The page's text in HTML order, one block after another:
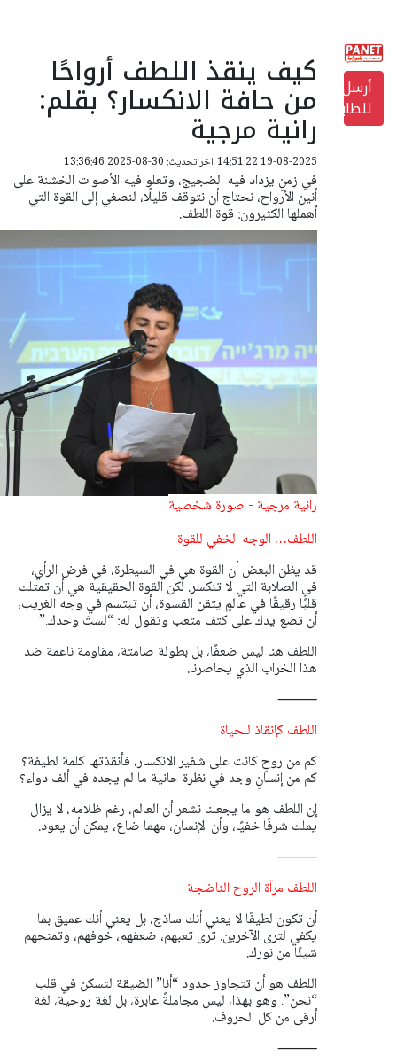
أرسل
للطابعة
كيف ينقذ اللطف أرواحًا
من حافة الانكسار؟ بقلم:
رانية مرجية
19-08-2025 14:51:22 اخر تحديث: 30-08-2025 13:36:46
في زمنٍ يزداد فيه الضجيج، وتعلو فيه الأصوات الخشنة على
أنين الأرواح، نحتاج أن نتوقف قليلًا، لنصغي إلى القوة التي
أهملها الكثيرون: قوة اللطف.
رانية مرجية - صورة شخصية
اللطف… الوجه الخفي للقوة
قد يظن البعض أن القوة هي في السيطرة، في فرض الرأي،
في الصلابة التي لا تنكسر. لكن القوة الحقيقية هي أن تمتلك
قلبًا رقيقًا في عالمٍ يتقن القسوة، أن تبتسم في وجه الغريب،
أن تضع يدك على كتف متعب وتقول له: “لستَ وحدك.”
اللطف هنا ليس ضعفًا، بل بطولة صامتة، مقاومة ناعمة ضد
هذا الخراب الذي يحاصرنا.
⸻
اللطف كإنقاذ للحياة
كم من روحٍ كانت على شفير الانكسار، فأنقذتها كلمة لطيفة؟
كم من إنسانٍ وجد في نظرة حانية ما لم يجده في ألف دواء؟
إن اللطف هو ما يجعلنا نشعر أن العالم، رغم ظلامه، لا يزال
يملك شرفًا خفيًا، وأن الإنسان، مهما ضاع، يمكن أن يعود.
⸻
اللطف مرآة الروح الناضجة
أن تكون لطيفًا لا يعني أنك ساذج، بل يعني أنك عميق بما
يكفي لترى الآخرين. ترى تعبهم، ضعفهم، خوفهم، وتمنحهم
شيئًا من نورك.
اللطف هو أن تتجاوز حدود “أنا” الضيقة لتسكن في قلب
“نحن”. وهو بهذا، ليس مجاملةً عابرة، بل لغة روحية، لغة
أرقى من كل الحروف.
⸻